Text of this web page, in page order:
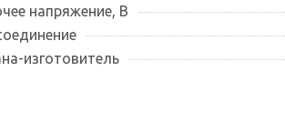
напряжение, В
изготовитель